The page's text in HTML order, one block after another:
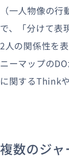
（一人物像の
で、「分けて表
2人の関係性を
ニーマップの
に関するThink
複数のジ